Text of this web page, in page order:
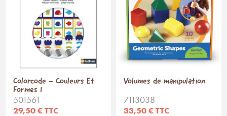
Colorcode - Couleurs Et
Formes 1
501561
29,50 € TTC
Volumes de manipulation
7113038
33,50 € TTC